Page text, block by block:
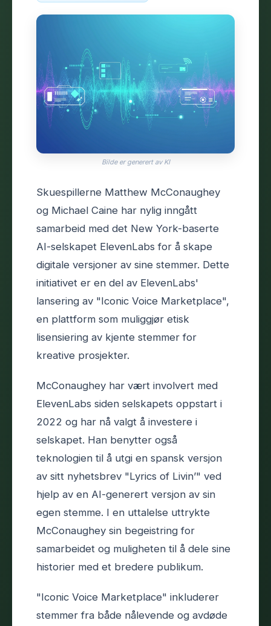
Bilde er generert av KI
Skuespillerne Matthew McConaughey
og Michael Caine har nylig inngått
samarbeid med det New York-baserte
AI-selskapet ElevenLabs for å skape
digitale versjoner av sine stemmer. Dette
initiativet er en del av ElevenLabs'
lansering av "Iconic Voice Marketplace",
en plattform som muliggjør etisk
lisensiering av kjente stemmer for
kreative prosjekter.
McConaughey har vært involvert med
ElevenLabs siden selskapets oppstart i
2022 og har nå valgt å investere i
selskapet. Han benytter også
teknologien til å utgi en spansk versjon
av sitt nyhetsbrev "Lyrics of Livin’" ved
hjelp av en AI-generert versjon av sin
egen stemme. I en uttalelse uttrykte
McConaughey sin begeistring for
samarbeidet og muligheten til å dele sine
historier med et bredere publikum.
"Iconic Voice Marketplace" inkluderer
stemmer fra både nålevende og avdøde